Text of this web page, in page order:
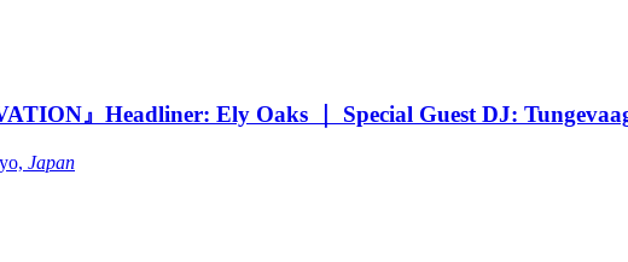
』Headliner: Ely Oaks ｜ Special Guest DJ:
Japan